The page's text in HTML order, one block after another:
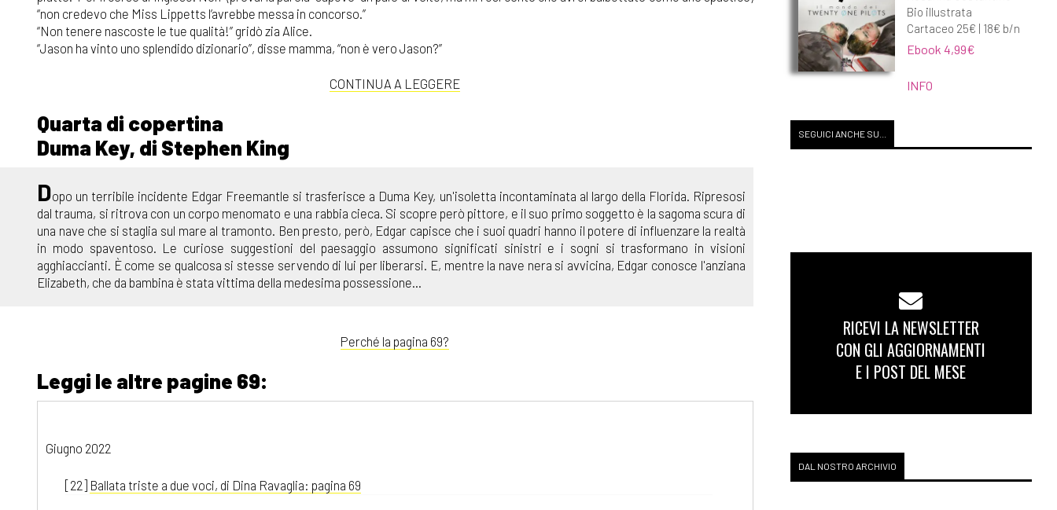
“non credevo che Miss Lippetts l’avrebbe messa in concorso.”
“Non tenere nascoste le tue qualità!” gridò zia Alice.
“Jason ha vinto uno splendido dizionario”, disse mamma, “non è vero Jason?”
CONTINUA A LEGGERE
Quarta di copertina
Duma Key, di Stephen King
Dopo un terribile incidente Edgar Freemantle si trasferisce a Duma Key, un'isoletta incontaminata al largo della Florida. Ripresosi
dal trauma, si ritrova con un corpo menomato e una rabbia cieca. Si scopre però pittore, e il suo primo soggetto è la sagoma scura di
una nave che si staglia sul mare al tramonto. Ben presto, però, Edgar capisce che i suoi quadri hanno il potere di influenzare la realtà
in modo spaventoso. Le curiose suggestioni del paesaggio assumono significati sinistri e i sogni si trasformano in visioni
agghiaccianti. È come se qualcosa si stesse servendo di lui per liberarsi. E, mentre la nave nera si avvicina, Edgar conosce l'anziana
Elizabeth, che da bambina è stata vittima della medesima possessione...
Perché la pagina 69?
Leggi le altre pagine 69:
Giugno 2022
[22] Ballata triste a due voci, di Dina Ravaglia: pagina 69
Bio illustrata
Cartaceo 25€ | 18€ b/n
Ebook 4,99€
INFO
SEGUICI ANCHE SU...
RICEVI LA NEWSLETTER
CON GLI AGGIORNAMENTI
E I POST DEL MESE
DAL NOSTRO ARCHIVIO